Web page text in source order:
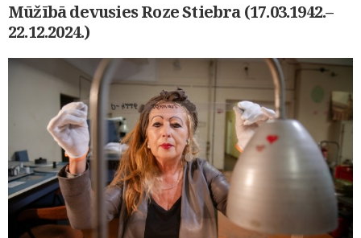
Mūžībā devusies Roze Stiebra (17.03.1942.–
22.12.2024.)